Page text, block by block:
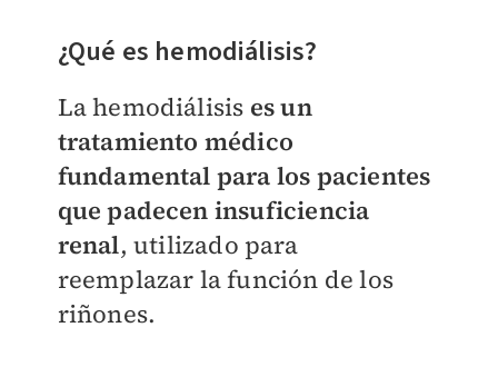
¿Qué es hemodiálisis?
La hemodiálisis es un
tratamiento médico
fundamental para los pacientes
que padecen insuficiencia
renal, utilizado para
reemplazar la función de los
riñones.